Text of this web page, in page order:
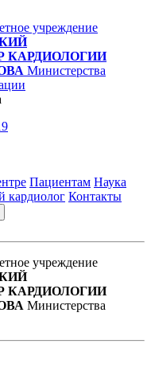
учреждение
КАРДИОЛОГИИ
Министерства
Пациентам Наука
кардиолог Контакты
учреждение
КАРДИОЛОГИИ
Министерства